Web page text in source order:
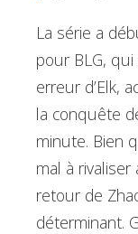
La série a
pour BLG,
erreur d’Elk,
la conquête
minute. Bien
mal à rivaliser
retour de
déterminant.